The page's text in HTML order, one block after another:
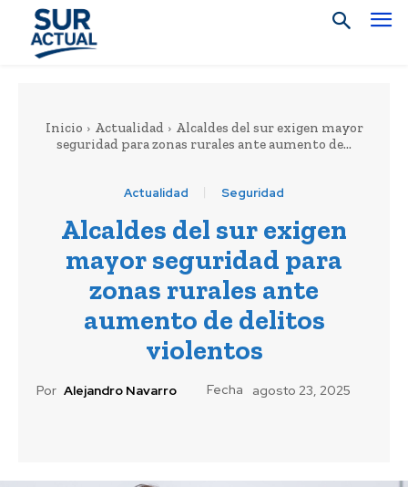
Inicio Actualidad
Alcaldes del sur exigen mayor
seguridad para zonas rurales ante aumento de...
Actualidad Seguridad
Alcaldes del sur exigen
mayor seguridad para
zonas rurales ante
aumento de delitos
violentos
Por Alejandro Navarro Fecha agosto 23, 2025